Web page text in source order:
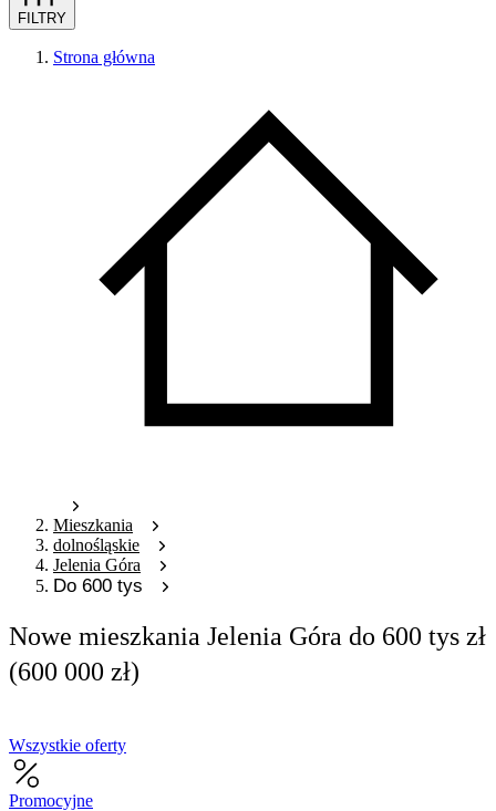
FILTRY
Strona główna
Mieszkania
dolnośląskie
Jelenia Góra
Do 600 tys
Nowe mieszkania Jelenia Góra do 600 tys zł
(600 000 zł)
Wszystkie oferty
Promocyjne